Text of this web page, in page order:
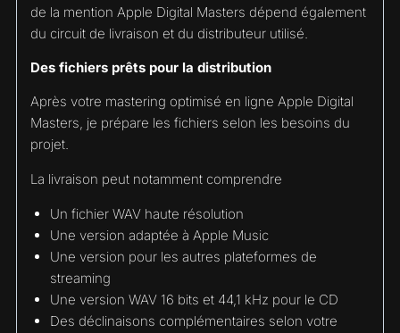
de la mention Apple Digital Masters dépend également
du circuit de livraison et du distributeur utilisé.
Des fichiers prêts pour la distribution
Après votre mastering optimisé en ligne Apple Digital
Masters, je prépare les fichiers selon les besoins du
projet.
La livraison peut notamment comprendre
Un fichier WAV haute résolution
Une version adaptée à Apple Music
Une version pour les autres plateformes de
streaming
Une version WAV 16 bits et 44,1 kHz pour le CD
Des déclinaisons complémentaires selon votre